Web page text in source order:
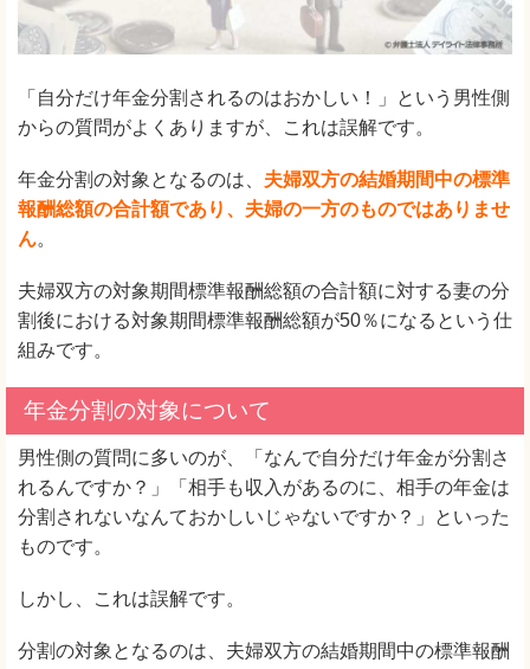
「自分だけ年金分割されるのはおかしい！」という男性側
からの質問がよくありますが、これは誤解です。
年金分割の対象となるのは、 夫婦双方の結婚期間中の標準
報酬総額の合計額であり、夫婦の一方のものではありませ
ん。
夫婦双方の対象期間標準報酬総額の合計額に対する妻の分
割後における対象期間標準報酬総額が50％になるという仕
組みです。
年金分割の対象について
男性側の質問に多いのが、「なんで自分だけ年金が分割さ
れるんですか？」「相手も収入があるのに、相手の年金は
分割されないなんておかしいじゃないですか？」といった
ものです。
しかし、これは誤解です。
分割の対象となるのは、夫婦双方の結婚期間中の標準報酬